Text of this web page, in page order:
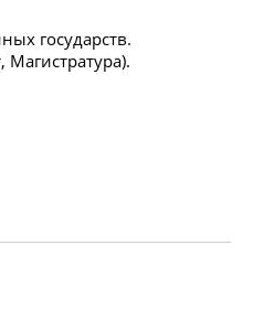
государств.
Магистратура).